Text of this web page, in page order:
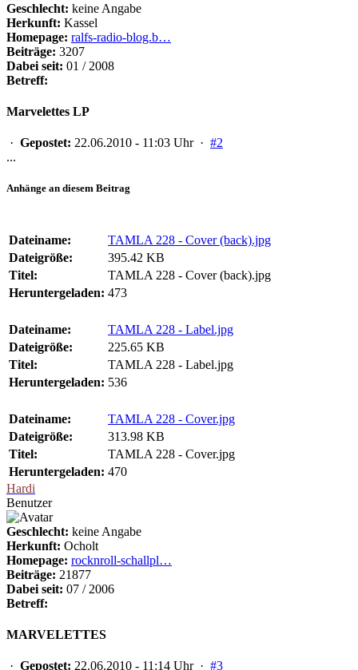
Geschlecht: keine Angabe
Herkunft: Kassel
Homepage: ralfs-radio-blog.b…
Beiträge: 3207
Dabei seit: 01 / 2008
Betreff:
Marvelettes LP
· Gepostet: 22.06.2010 - 11:03 Uhr · #2
...
Anhänge an diesem Beitrag
Dateiname:
TAMLA 228 - Cover (back).jpg
Dateigröße:
395.42 KB
Titel:
TAMLA 228 - Cover (back).jpg
Heruntergeladen: 473
Dateiname:
TAMLA 228 - Label.jpg
Dateigröße:
225.65 KB
Titel:
TAMLA 228 - Label.jpg
Heruntergeladen: 536
Dateiname:
TAMLA 228 - Cover.jpg
Dateigröße:
313.98 KB
Titel:
TAMLA 228 - Cover.jpg
Heruntergeladen: 470
Hardi
Benutzer
Geschlecht: keine Angabe
Herkunft: Ocholt
Homepage: rocknroll-schallpl…
Beiträge: 21877
Dabei seit: 07 / 2006
Betreff:
MARVELETTES
· Gepostet: 22.06.2010 - 11:14 Uhr · #3